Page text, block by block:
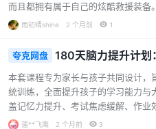
而且都拥有属于自己的炫酷救援装备
狗！”是汪汪队的信念。 当冒险湾的
析问题并找到解决问题的办法。 凭
的协作，汪汪队一次又一次成功化解
集：收录了从“海上救援”到“狗狗马
多集，情节连贯，适合孩子连续收
音…...
雨初晴shine 2 个月前 1
夸克网盘 180天脑力提升计划
本套课程专为家长与孩子共同设计，
统训练，全面提升孩子的学习能力与
盖记忆力提升、考试焦虑缓解、作业
习技巧、创造力培养等多个核心领域
薳**飞鹰 2 个月前 3